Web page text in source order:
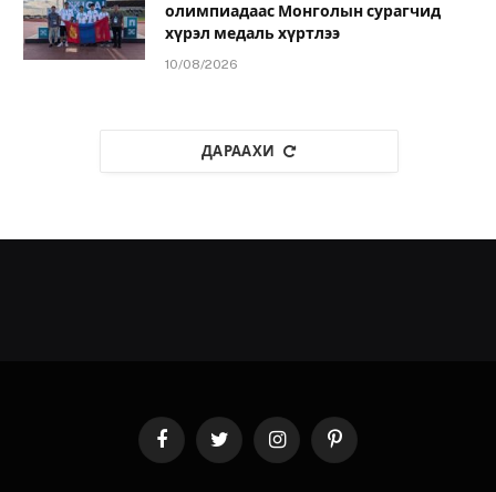
олимпиадаас Монголын сурагчид
хүрэл медаль хүртлээ
10/08/2026
ДАРААХИ
FacebookTwitter InstagramPinterest